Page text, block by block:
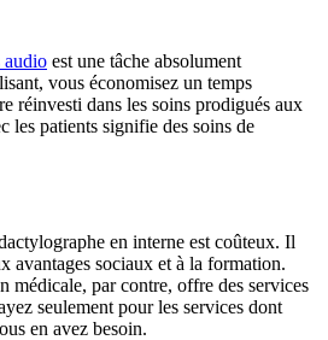
audio est une tâche absolument
vous économisez un temps
réinvesti dans les soins prodigués aux
les patients signifie des soins de
en interne est coûteux. Il
avantages sociaux et à la formation.
médicale, par contre, offre des services
seulement pour les services dont
en avez besoin.